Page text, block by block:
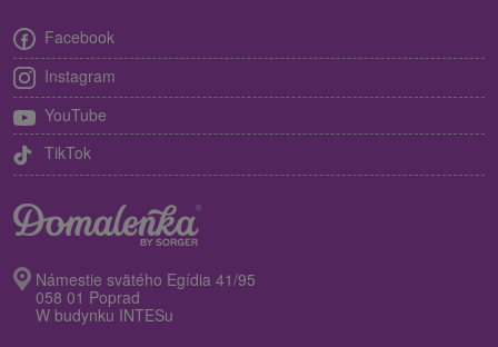
Facebook
Instagram
YouTube
TikTok
Námestie svätého Egídia 41/95
058 01 Poprad
W budynku INTESu